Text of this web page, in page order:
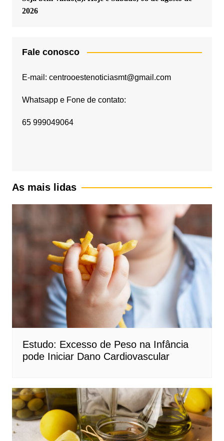
2026
Fale conosco
E-mail: centrooestenoticiasmt@gmail.com
Whatsapp e Fone de contato:
65 999049064
As mais lidas
Estudo: Excesso de Peso na Infância
pode Iniciar Dano Cardiovascular